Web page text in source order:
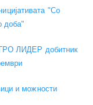
"Со
доба"
ЛИДЕР добитник
и можности